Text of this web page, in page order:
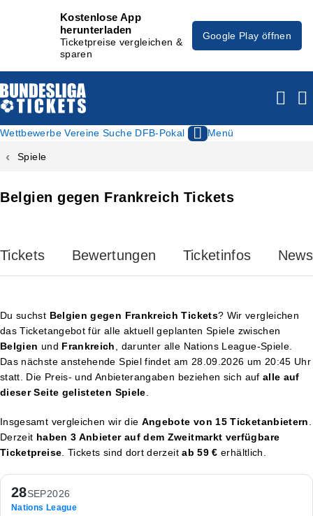
Kostenlose App
herunterladen
Ticketpreise vergleichen &
sparen
Google Play öffnen
Wettbewerbe Vereine Suche DFB-Pokal Menü
Belgien gegen Frankreich Tickets
Spiele
Tickets Bewertungen Ticketinfos News
Du suchst Belgien gegen Frankreich Tickets? Wir vergleichen
das Ticketangebot für alle aktuell geplanten Spiele zwischen
Belgien und Frankreich, darunter alle Nations League-Spiele.
Das nächste anstehende Spiel findet am 28.09.2026 um 20:45 Uhr
statt. Die Preis- und Anbieterangaben beziehen sich auf alle auf
dieser Seite gelisteten Spiele.
Insgesamt vergleichen wir die Angebote von 15 Ticketanbietern.
Derzeit haben 3 Anbieter auf dem Zweitmarkt verfügbare
Ticketpreise. Tickets sind dort derzeitab 59 € erhältlich.
28SEP2026
Nations League